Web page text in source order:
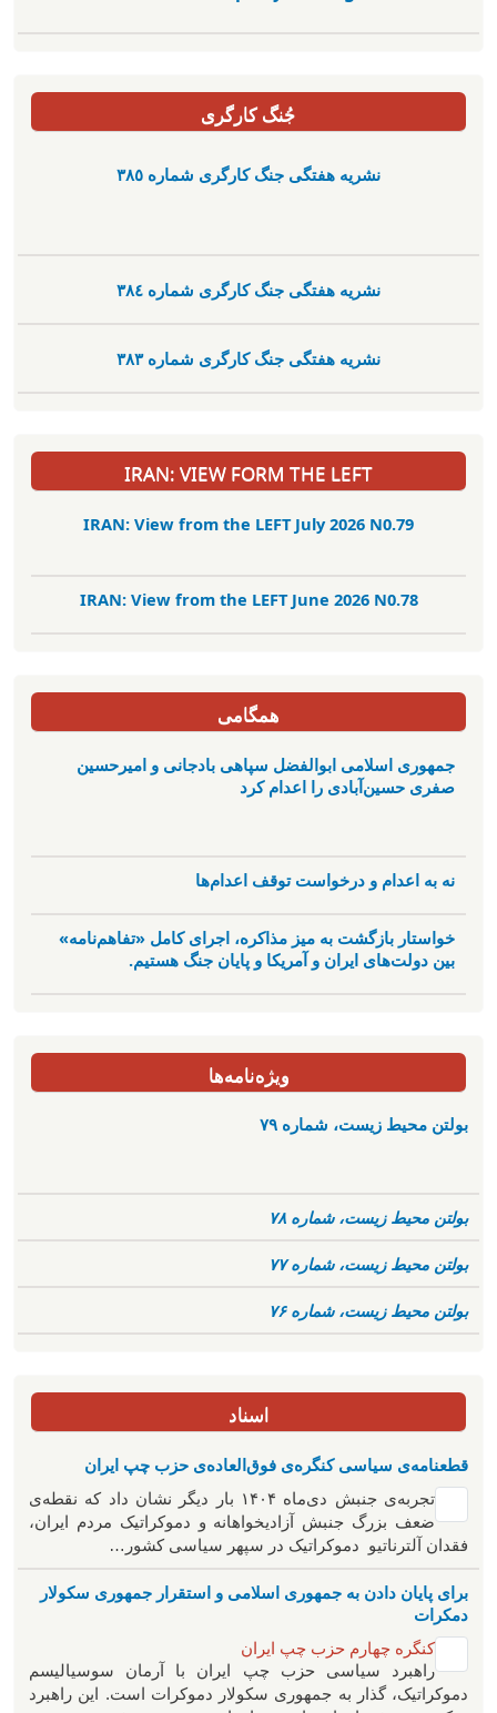
جُنگ کارگری
نشریە هفتگی جنگ کارگری شمارە ٣٨٥
نشریە هفتگی جنگ کارگری شمارە ٣٨٤
نشریە هفتگی جنگ کارگری شمارە ٣٨٣
IRAN: VIEW FORM THE LEFT
IRAN: View from the LEFT July 2026 N0.79
IRAN: View from the LEFT June 2026 N0.78
همگامی
جمهوری اسلامی ابوالفضل سپاهی بادجانی و امیرحسین
صفری حسین‌آبادی را اعدام کرد
نه به اعدام و درخواست توقف اعدام‌ها
خواستار بازگشت به میز مذاکره، اجرای کامل «تفاهم‌نامه»
بین دولت‌های ایران و آمریکا و پایان جنگ هستیم.
ویژه‌نامه‌ها
بولتن محیط زیست، شماره ۷۹
بولتن محیط زیست، شماره ۷۸
بولتن محیط زیست، شماره ۷۷
بولتن محیط زیست، شماره ۷۶
اسناد
قطعنامه‌ی سیاسی کنگره‌ی فوق‌العاده‌ی حزب چپ ایران
تجربه‌ی جنبش دی‌ماه ۱۴۰۴ بار دیگر نشان داد که نقطه‌ی
ضعف بزرگ جنبش آزادیخواهانه و دموکراتیک مردم ایران،
فقدان آلترناتیو دموکراتیک در سپهر سیاسی کشور…
برای پایان دادن به جمهوری اسلامی و استقرار جمهوری سکولار
دمکرات
کنگره چهارم حزب چپ ایران
راهبرد سياسی حزب چپ ایران با آرمان سوسیالیسم
دموکراتیک، گذار به جمهوری سکولار دموکرات است. این راهبرد